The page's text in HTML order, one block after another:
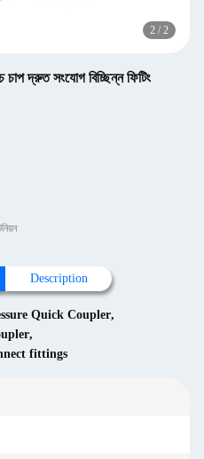
2 / 2
দ্রুত সংযোগ বিচ্ছিন্ন ফিটিং
Description
Quick Coupler,
,
fittings